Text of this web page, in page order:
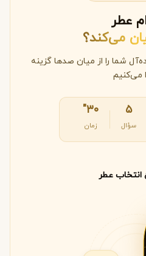
عطر
می‌کند؟
شما را از میان صدها گزینه
می‌کنیم
۵
سؤال
۳۰"
زمان
عطر